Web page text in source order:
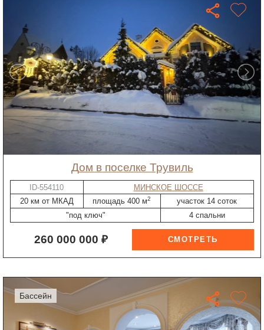
дом в поселке Трувиль
ID-554110
МИНСКОЕ ШОССЕ
20 км от МКАД
площадь 400 м2
участок 14 соток
"под ключ"
4 спальни
260 000 000 ₽
бассейн